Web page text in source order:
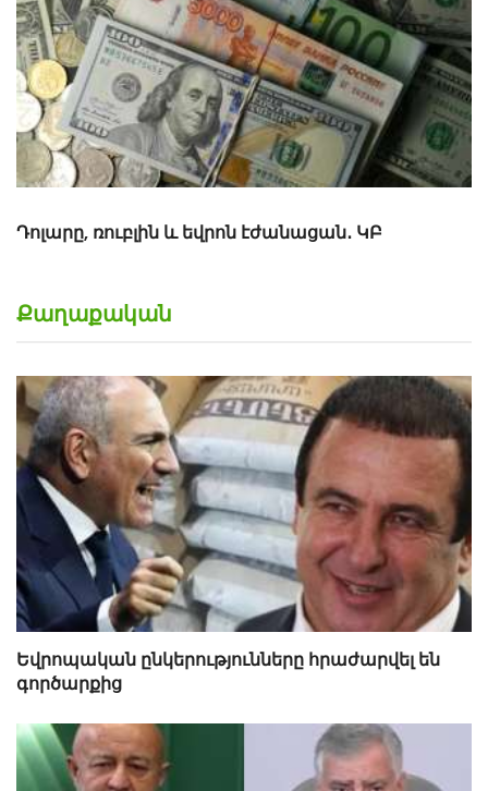
Քաղաքական
Եվրոպական ընկերությունները հրաժարվել են
գործարքից